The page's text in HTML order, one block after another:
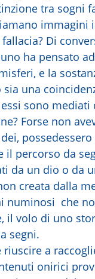
tra sogni
immagini
Di
ha pensato
e la
sia una
sono
Forse non
percorso da
da un dio o da
creata dalla
numinosi che
il volo di uno
segni.
riuscire a
onirici